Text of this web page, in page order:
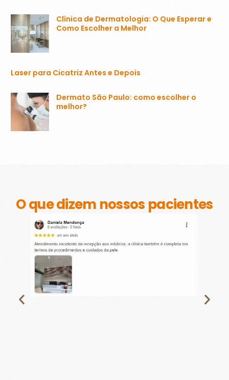
Clínica de Dermatologia: O Que Esperar e
Como Escolher a Melhor
Laser para Cicatriz Antes e Depois
Dermato São Paulo: como escolher o
melhor?
O que dizem nossos pacientes